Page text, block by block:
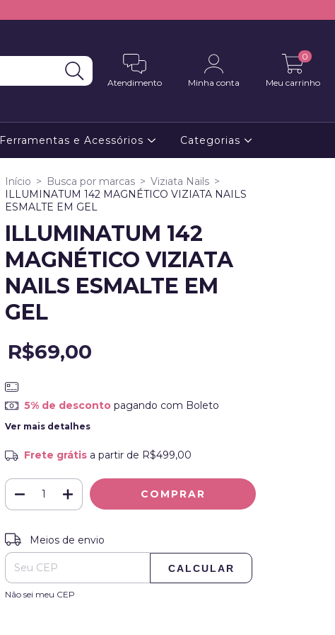
Atendimento Minha conta Meu carrinho
0
Ferramentas e Acessórios Categorias
Início > Busca por marcas > Viziata Nails >
ILLUMINATUM 142 MAGNÉTICO VIZIATA NAILS
ESMALTE EM GEL
ILLUMINATUM 142
MAGNÉTICO VIZIATA
NAILS ESMALTE EM
GEL
R$69,00
5% de descontopagando com Boleto
Ver mais detalhes
Frete grátis a partir de R$499,00
Entregas para o CEP:
Meios de envio
CALCULAR
Não sei meu CEP